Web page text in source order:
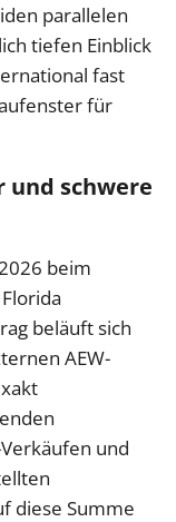
parallelen
tiefen Einblick
fast
für
und schwere
beim
beläuft sich
AEW-
und
diese Summe